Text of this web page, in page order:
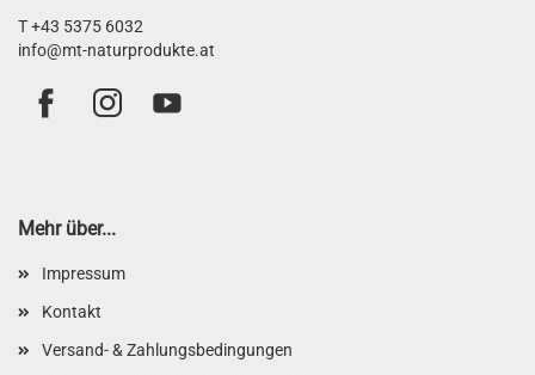
T +43 5375 6032
info@mt-naturprodukte.at
Mehr über...
Impressum
Kontakt
Versand- & Zahlungsbedingungen